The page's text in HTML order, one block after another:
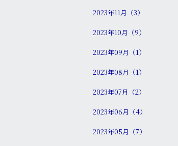
2023年11月（3）
2023年10月（9）
2023年09月（1）
2023年08月（1）
2023年07月（2）
2023年06月（4）
2023年05月（7）